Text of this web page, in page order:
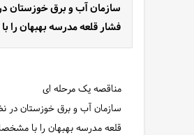
سازمان آب و برق خوزستان
فشار قلعه مدرسه بهبهان را
مناقصه یک مرحله ای
سازمان آب و برق خوزستان در
قلعه مدرسه بهبهان را با